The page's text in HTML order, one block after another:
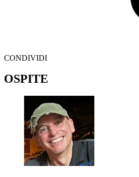
CONDIVIDI
OSPITE